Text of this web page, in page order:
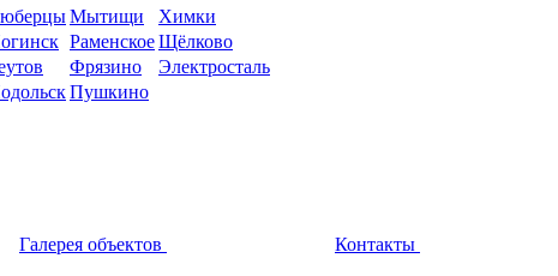
Мытищи
Химки
РаменскоеЩёлково
Фрязино
Электросталь
Пушкино
Галерея объектов Контакты